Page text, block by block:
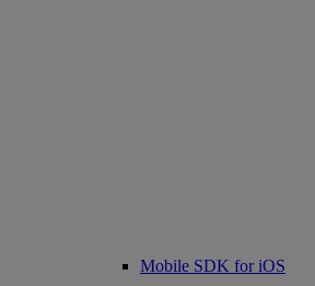
Mobile SDK for iOS